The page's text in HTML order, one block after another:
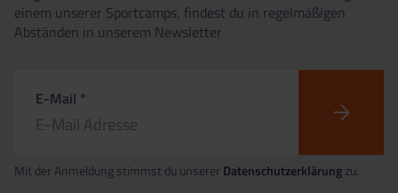
einem unserer Sportcamps, findest du in regelmäßigen
Abständen in unserem Newsletter
E-Mail *
Mit der Anmeldung stimmst du unserer Datenschutzerklärungzu.